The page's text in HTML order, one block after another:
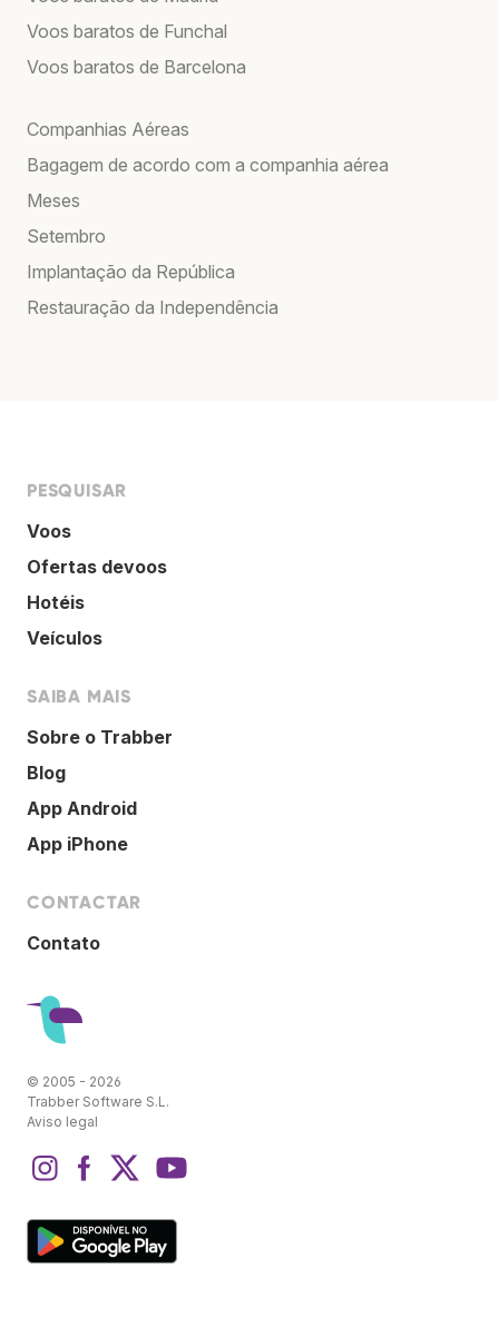
Voos baratos de Funchal
Voos baratos de Barcelona
Companhias Aéreas
Bagagem de acordo com a companhia aérea
Meses
Setembro
Implantação da República
Restauração da Independência
PESQUISAR
Voos
Ofertas devoos
Hotéis
Veículos
SAIBA MAIS
Sobre o Trabber
Blog
App Android
App iPhone
CONTACTAR
Contato
© 2005 - 2026
Trabber Software S.L.
Aviso legal